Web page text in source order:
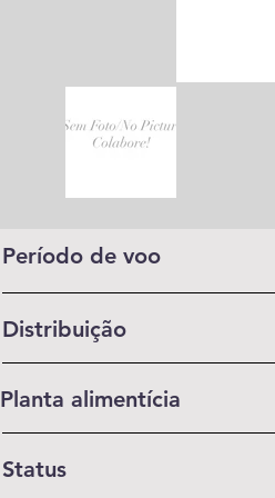
Período de voo
Distribuição
Planta alimentícia
Status